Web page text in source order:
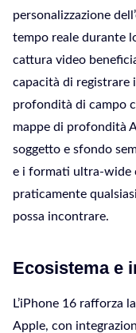
personalizzazione
tempo reale durante
cattura video
capacità di registrare
profondità di campo
mappe di profondità
soggetto e sfondo
e i formati ultra-wide
praticamente
possa incontrare.
Ecosistema e
L’iPhone 16 rafforza
Apple, con